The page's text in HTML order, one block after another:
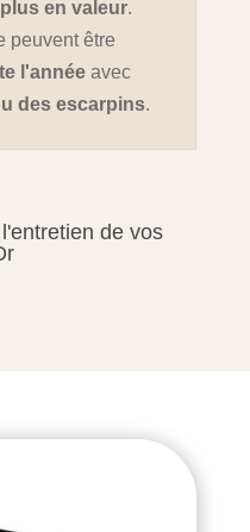
plus en valeur.
peuvent être
l'annéeavec
des escarpins.
de vos